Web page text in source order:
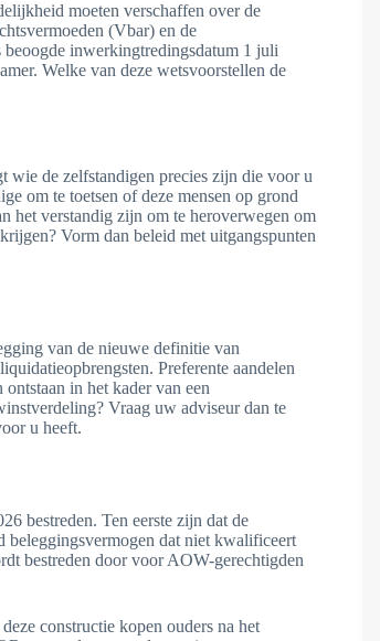
moeten verschaffen over de
(Vbar) en de
beoogde inwerkingtredingsdatum 1 juli
Welke van deze wetsvoorstellen de
de zelfstandigen precies zijn die voor u
om te toetsen of deze mensen op grond
het verstandig zijn om te heroverwegen om
Vorm dan beleid met uitgangspunten
van de nieuwe definitie van
Preferente aandelen
in het kader van een
Vraag uw adviseur dan te
u heeft.
bestreden. Ten eerste zijn dat de
beleggingsvermogen dat niet kwalificeert
bestreden door voor AOW-gerechtigden
constructie kopen ouders na het